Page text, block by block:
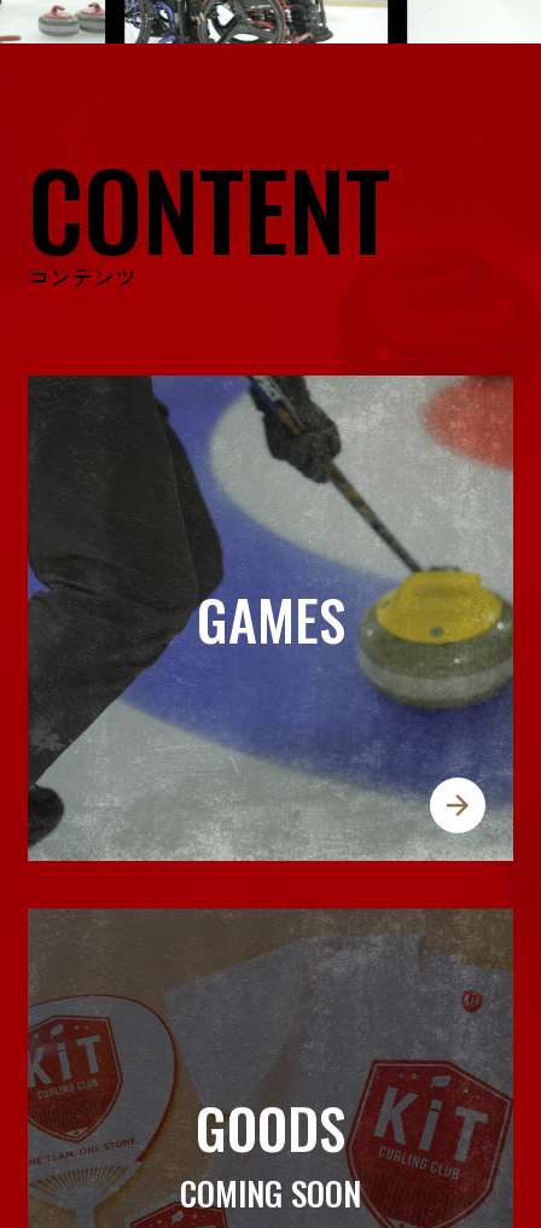
CONTENT
コンテンツ
GAMES
GOODS
COMING SOON